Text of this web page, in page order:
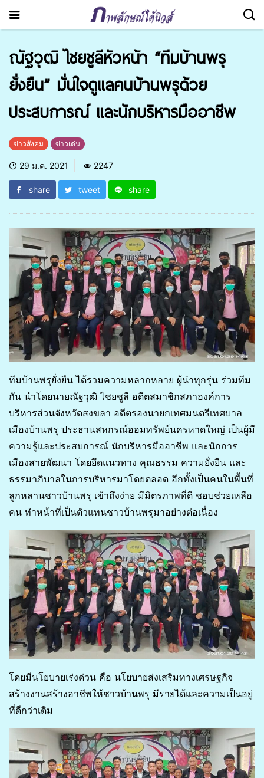
ณัฐวุฒิ ไชยชูลีหัวหน้า “ทีมบ้านพรุ
ยั่งยืน” มั่นใจดูแลคนบ้านพรุด้วย
ประสบการณ์ และนักบริหารมืออาชีพ
ข่าวสังคม ข่าวเด่น
29 ม.ค. 2021 2247
share tweet share
ทีมบ้านพรุยั่งยืน ได้รวมความหลากหลาย ผู้นำทุกรุ่น ร่วมทีม
กัน นำโดยนายณัฐวุฒิ ไชยชูลี อดีตสมาชิกสภาองค์การ
บริหารส่วนจังหวัดสงขลา อดีตรองนายกเทศมนตรีเทศบาล
เมืองบ้านพรุ ประธานสหกรณ์ออมทรัพย์นครหาดใหญ่ เป็นผู้มี
ความรู้และประสบการณ์ นักบริหารมืออาชีพ และนักการ
เมืองสายพัฒนา โดยยึดแนวทาง คุณธรรม ความยั่งยืน และ
ธรรมาภิบาลในการบริหารมาโดยตลอด อีกทั้งเป็นคนในพื้นที่
ลูกหลานชาวบ้านพรุ เข้าถึงง่าย มีมิตรภาพที่ดี ชอบช่วยเหลือ
คน ทำหน้าที่เป็นตัวแทนชาวบ้านพรุมาอย่างต่อเนื่อง
โดยมีนโยบายเร่งด่วน คือ นโยบายส่งเสริมทางเศรษฐกิจ
สร้างงานสร้างอาชีพให้ชาวบ้านพรุ มีรายได้และความเป็นอยู่
ที่ดีกว่าเดิม